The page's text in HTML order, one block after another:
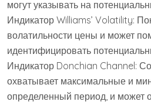
могут указывать на
Индикатор Williams’ Volatility:
волатильности цены и может
идентифицировать
Индикатор Donchian Channel:
охватывает максимальные и
определенный период, и может